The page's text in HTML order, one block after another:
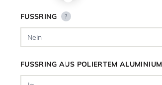
FUSSRING ?
FUSSRING AUS POLIERTEM ALUMINIUM